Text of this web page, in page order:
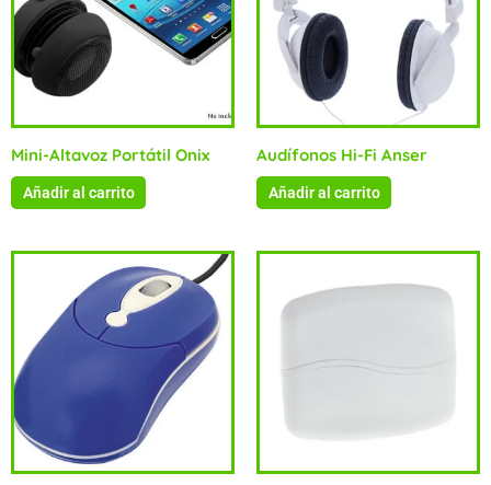
Mini-Altavoz Portátil Onix
Añadir al carrito
Audífonos Hi-Fi Anser
Añadir al carrito